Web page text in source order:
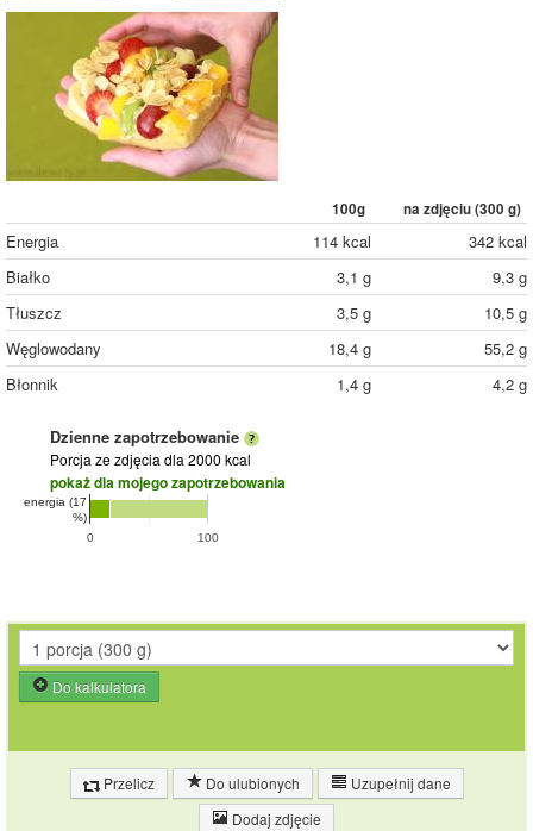
100g na zdjęciu (300 g)
Energia 114 kcal
342 kcal
Białko
3,1 g
9,3 g
Tłuszcz
3,5 g
10,5 g
Węglowodany
18,4 g
55,2 g
Błonnik
1,4 g 4,2 g
Dzienne zapotrzebowanie
Porcja ze zdjęcia dla 2000 kcal
pokaż dla mojego zapotrzebowania
0 100
energia (17
%)
Do kalkulatora
Przelicz Do ulubionych
Uzupełnij dane
Dodaj zdjęcie